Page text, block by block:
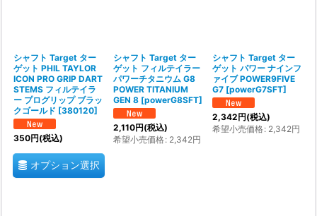
シャフト Target ター
ゲット PHIL TAYLOR
ICON PRO GRIP DART
STEMS フィルテイラ
ー プログリップ ブラッ
クゴールド [380120]
350円(税込)
オプション選択
シャフト Target ター
ゲット フィルテイラー
パワーチタニウム G8
POWER TITANIUM
GEN 8 [powerG8SFT]
2,110円(税込)
希望小売価格: 2,342円
シャフト Target ター
ゲット パワー ナインフ
ァイブ POWER9FIVE
G7 [powerG7SFT]
2,342円(税込)
希望小売価格: 2,342円